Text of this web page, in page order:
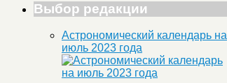
Выбор редакции
Астрономический календарь на
июль 2023 года